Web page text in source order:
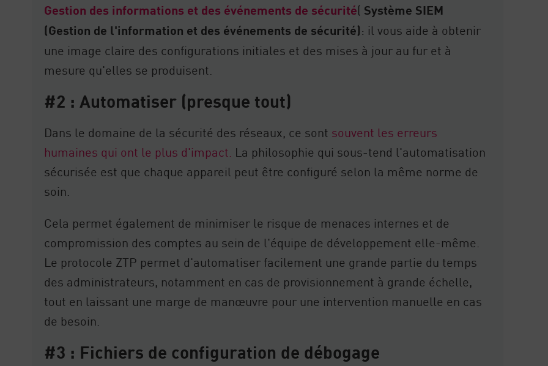
Gestion des informations et des événements de sécurité( Système SIEM
(Gestion de l'information et des événements de sécurité): il vous aide à obtenir
une image claire des configurations initiales et des mises à jour au fur et à
mesure qu'elles se produisent.
#2 : Automatiser (presque tout)
Dans le domaine de la sécurité des réseaux, ce sont souvent les erreurs
humaines qui ont le plus d'impact. La philosophie qui sous-tend l'automatisation
sécurisée est que chaque appareil peut être configuré selon la même norme de
soin.
Cela permet également de minimiser le risque de menaces internes et de
compromission des comptes au sein de l'équipe de développement elle-même.
Le protocole ZTP permet d'automatiser facilement une grande partie du temps
des administrateurs, notamment en cas de provisionnement à grande échelle,
tout en laissant une marge de manœuvre pour une intervention manuelle en cas
de besoin.
#3 : Fichiers de configuration de débogage